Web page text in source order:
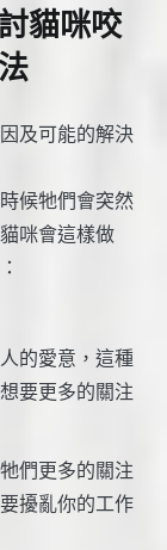
貓咪咬
及可能的解決
候牠們會突然
咪會這樣做
的愛意，這種
要更多的關注
們更多的關注
擾亂你的工作